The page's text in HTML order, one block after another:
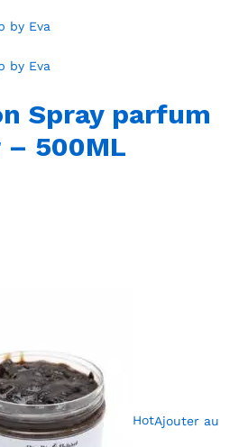
by Eva
by Eva
Spray parfum
– 500ML
HotAjouter au